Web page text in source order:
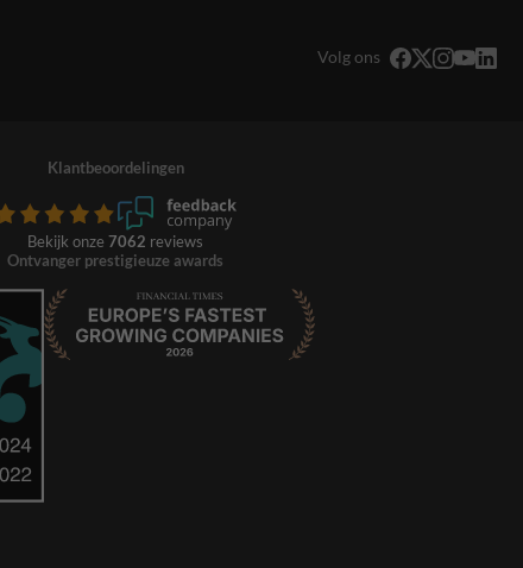
Volg ons
Klantbeoordelingen
Bekijk onze 7062 reviews
Ontvanger prestigieuze awards